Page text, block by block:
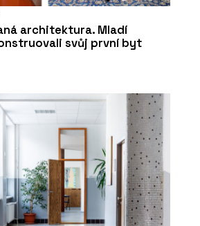
architektura. Mladí
svůj první byt